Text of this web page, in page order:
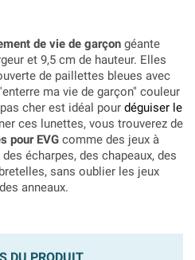
de vie de garçon géante
et 9,5 cm de hauteur. Elles
de paillettes bleues avec
ma vie de garçon" couleur
pas cher est idéal pour déguiser le
ces lunettes, vous trouverez de
pour EVG comme des jeux à
écharpes, des chapeaux, des
sans oublier les jeux
anneaux.